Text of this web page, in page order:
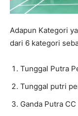
Adapun Kategori
dari 6 kategori
Tunggal Putra
Tunggal putri
Ganda Putra CC